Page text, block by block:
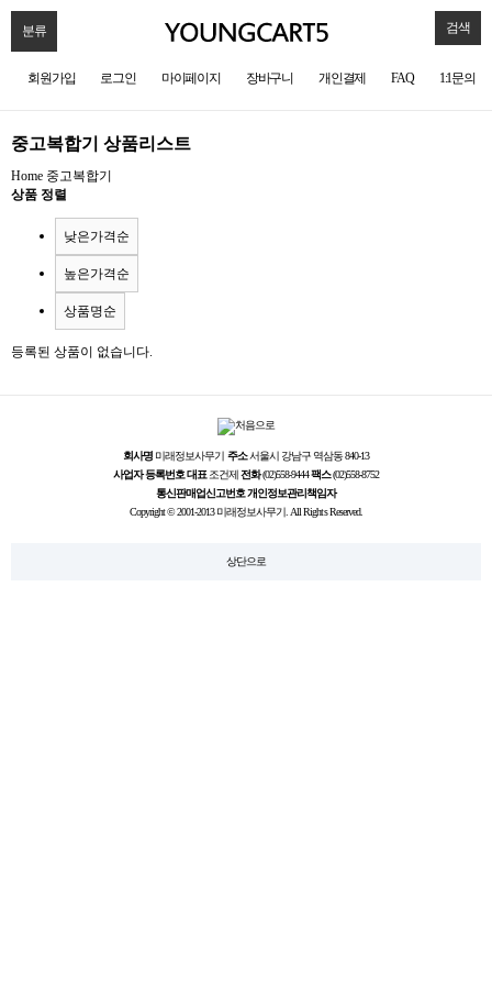
분류 검색
회원가입 로그인 마이페이지 장바구니 개인결제 FAQ 1:1문의
중고복합기 상품리스트
Home 중고복합기
상품 정렬
낮은가격순
높은가격순
상품명순
등록된 상품이 없습니다.
회사명 미래정보사무기 주소서울시 강남구 역삼동 840-13
사업자 등록번호대표조건제전화(02)558-9444팩스(02)558-8752
통신판매업신고번호개인정보관리책임자
Copyright © 2001-2013 미래정보사무기. All Rights Reserved.
상단으로